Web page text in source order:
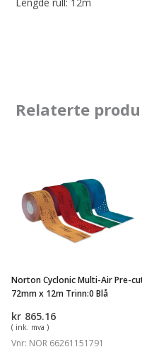
Relaterte
Multi-
Air
x
Trinn:0
Blå
Norton Cyclonic Multi-Air Pre-
72mm x 12m Trinn:0 Blå
kr 865.16
( ink. mva )
Vnr: NOR 66261151791